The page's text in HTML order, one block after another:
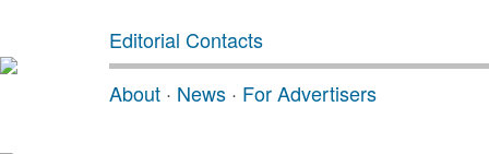
Editorial Contacts
About · News · For Advertisers